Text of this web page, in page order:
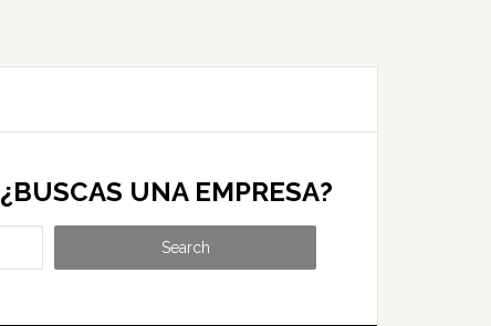
¿BUSCAS UNA EMPRESA?
Search